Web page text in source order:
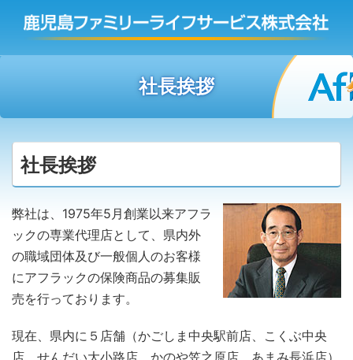
社長挨拶
社長挨拶
弊社は、1975年5月創業以来アフラ
ックの専業代理店として、県内外
の職域団体及び一般個人のお客様
にアフラックの保険商品の募集販
売を行っております。
現在、県内に５店舗（かごしま中央駅前店、こくぶ中央
店、せんだい大小路店、かのや笠之原店、あまみ長浜店）